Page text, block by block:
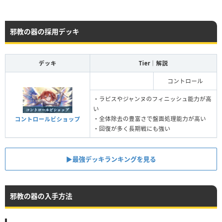
邪教の器の採用デッキ
デッキ Tier｜解説
コントロールビショップ
コントロール
・ラピスやジャンヌのフィニッシュ能力が高
い
・全体除去の豊富さで盤面処理能力が高い
・回復が多く長期戦にも強い
▶︎最強デッキランキングを見る
邪教の器の入手方法